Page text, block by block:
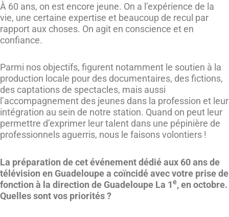
À 60 ans, on est encore jeune. On a l’expérience de la
vie, une certaine expertise et beaucoup de recul par
rapport aux choses. On agit en conscience et en
confiance.
Parmi nos objectifs, figurent notamment le soutien à la
production locale pour des documentaires, des fictions,
des captations de spectacles, mais aussi
l’accompagnement des jeunes dans la profession et leur
intégration au sein de notre station. Quand on peut leur
permettre d’exprimer leur talent dans une pépinière de
professionnels aguerris, nous le faisons volontiers !
La préparation de cet événement dédié aux 60 ans de
télévision en Guadeloupe a coïncidé avec votre prise de
fonction à la direction de Guadeloupe La 1e, en octobre.
Quelles sont vos priorités ?